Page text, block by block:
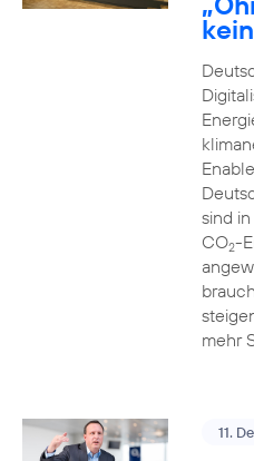
sind
CO2-
mehr
11.